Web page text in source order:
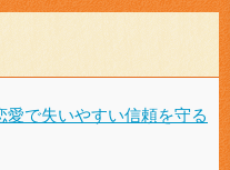
愛で失いやすい信頼を守る